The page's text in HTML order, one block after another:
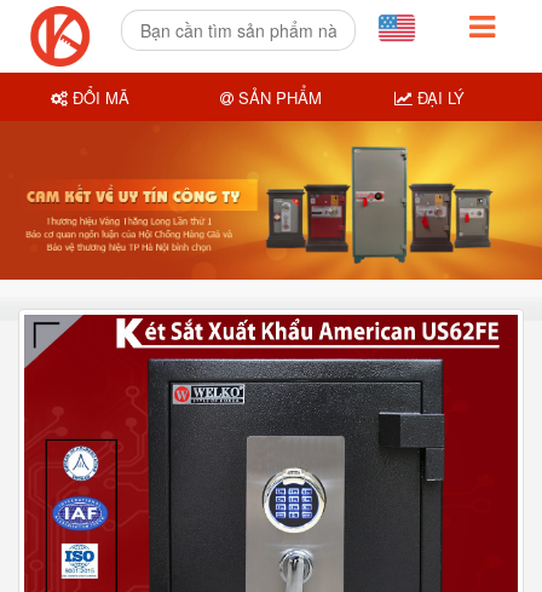
ĐỔI MÃ SẢN PHẨM ĐẠI LÝ